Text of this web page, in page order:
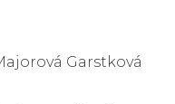
Garstková